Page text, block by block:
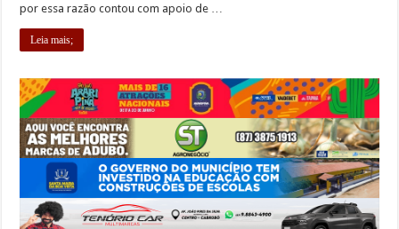
por essa razão contou com apoio de …
Leia mais;